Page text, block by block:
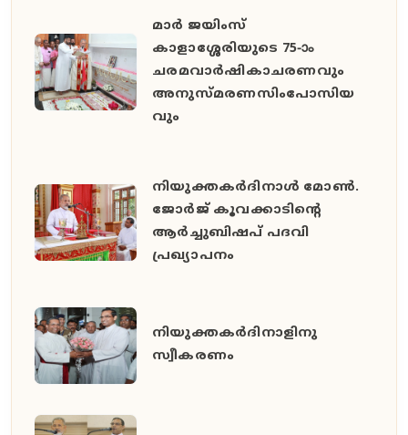
മാർ ജയിംസ്
കാളാശ്ശേരിയുടെ 75-ാം
ചരമവാർഷികാചരണവും
അനുസ്മരണസിംപോസിയ
വും
നിയുക്തകർദിനാൾ മോൺ.
ജോർജ് കൂവക്കാടിൻ്റെ
ആർച്ചുബിഷപ് പദവി
പ്രഖ്യാപനം
നിയുക്തകർദിനാളിനു
സ്വീകരണം